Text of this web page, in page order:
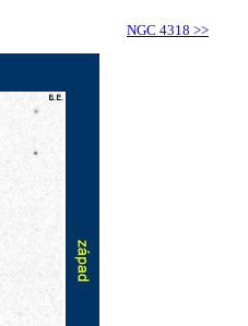
NGC 4318 >>